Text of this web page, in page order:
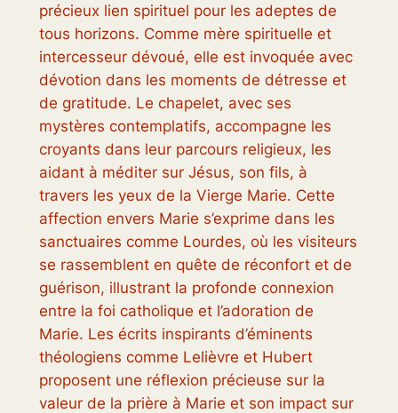
précieux lien spirituel pour les adeptes de
tous horizons. Comme mère spirituelle et
intercesseur dévoué, elle est invoquée avec
dévotion dans les moments de détresse et
de gratitude. Le chapelet, avec ses
mystères contemplatifs, accompagne les
croyants dans leur parcours religieux, les
aidant à méditer sur Jésus, son fils, à
travers les yeux de la Vierge Marie. Cette
affection envers Marie s’exprime dans les
sanctuaires comme Lourdes, où les visiteurs
se rassemblent en quête de réconfort et de
guérison, illustrant la profonde connexion
entre la foi catholique et l’adoration de
Marie. Les écrits inspirants d’éminents
théologiens comme Lelièvre et Hubert
proposent une réflexion précieuse sur la
valeur de la prière à Marie et son impact sur